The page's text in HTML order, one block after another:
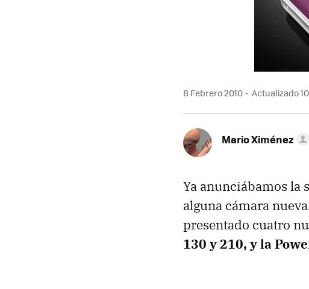
8 Febrero 2010 Actualizado
Mario Ximénez
Ya anunciábamos la
alguna cámara
presentado cuatro
130 y 210, y la